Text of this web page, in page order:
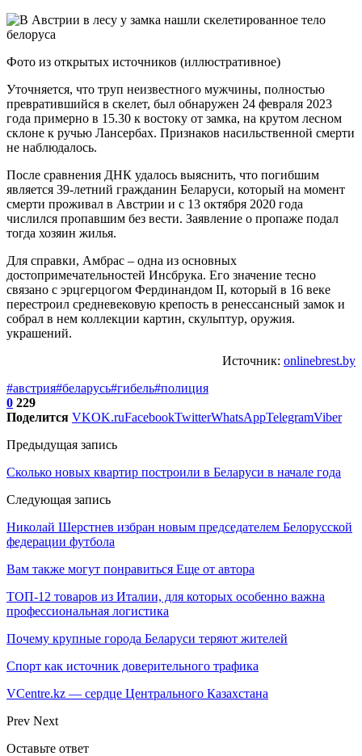
Фото из открытых источников (иллюстративное)
Уточняется, что труп неизвестного мужчины, полностью
превратившийся в скелет, был обнаружен 24 февраля 2023
года примерно в 15.30 к востоку от замка, на крутом лесном
склоне к ручью Лансербах. Признаков насильственной смерти
не наблюдалось.
После сравнения ДНК удалось выяснить, что погибшим
является 39-летний гражданин Беларуси, который на момент
смерти проживал в Австрии и с 13 октября 2020 года
числился пропавшим без вести. Заявление о пропаже подал
тогда хозяин жилья.
Для справки, Амбрас – одна из основных
достопримечательностей Инсбрука. Его значение тесно
связано с эрцгерцогом Фердинандом II, который в 16 веке
перестроил средневековую крепость в ренессансный замок и
собрал в нем коллекции картин, скульптур, оружия.
украшений.
Источник: onlinebrest.by
#австрия#беларусь#гибель#полиция
0 229
Поделится VKOK.ruFacebookTwitterWhatsAppTelegramViber
Предыдущая запись
Сколько новых квартир построили в Беларуси в начале года
Следующая запись
Николай Шерстнев избран новым председателем Белорусской
федерации футбола
Вам также могут понравиться Еще от автора
ТОП-12 товаров из Италии, для которых особенно важна
профессиональная логистика
Почему крупные города Беларуси теряют жителей
Спорт как источник доверительного трафика
VCentre.kz — сердце Центрального Казахстана
Prev Next
Оставьте ответ